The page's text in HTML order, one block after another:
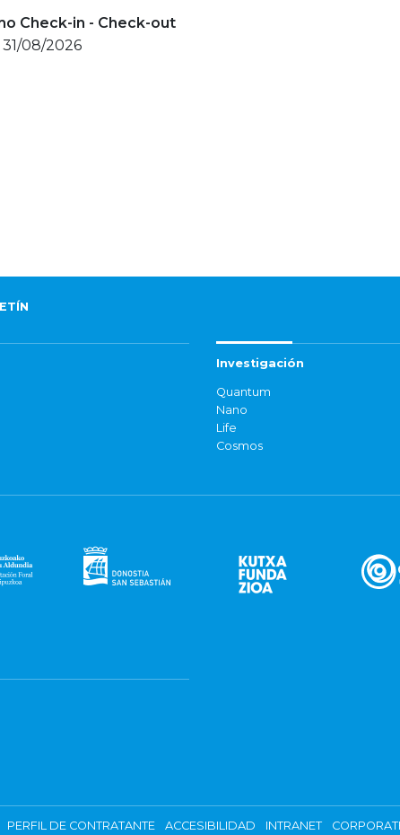
Check-in - Check-out
08/2026
Investigación
Quantum
Nano
Life
Cosmos
PERFIL DE CONTRATANTE ACCESIBILIDAD INTRANET